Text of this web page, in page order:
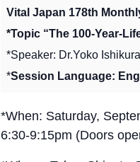
Vital Japan 178th
*Topic “The 100-Year-
*Speaker: Dr.Yoko
*Session Language:
*When: Saturday,
6:30-9:15pm (Doors